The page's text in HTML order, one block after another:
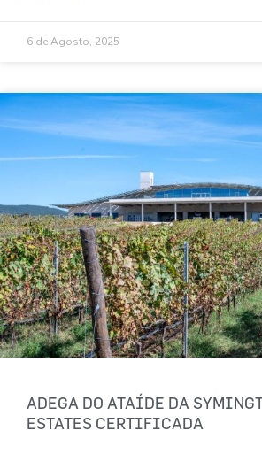
6 de Agosto, 2025
ADEGA DO ATAÍDE DA
ESTATES CERTIFICADA